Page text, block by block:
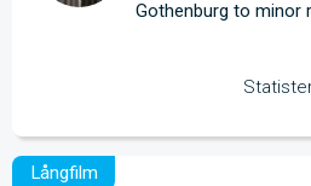
Gothenburg to minor